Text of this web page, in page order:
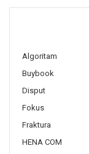
Algoritam
Buybook
Disput
Fokus
Fraktura
HENA COM